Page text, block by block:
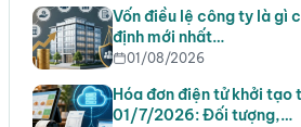
Vốn điều lệ công ty là gì
định mới nhất…
01/08/2026
Hóa đơn điện tử khởi tạo
01/7/2026: Đối tượng,…